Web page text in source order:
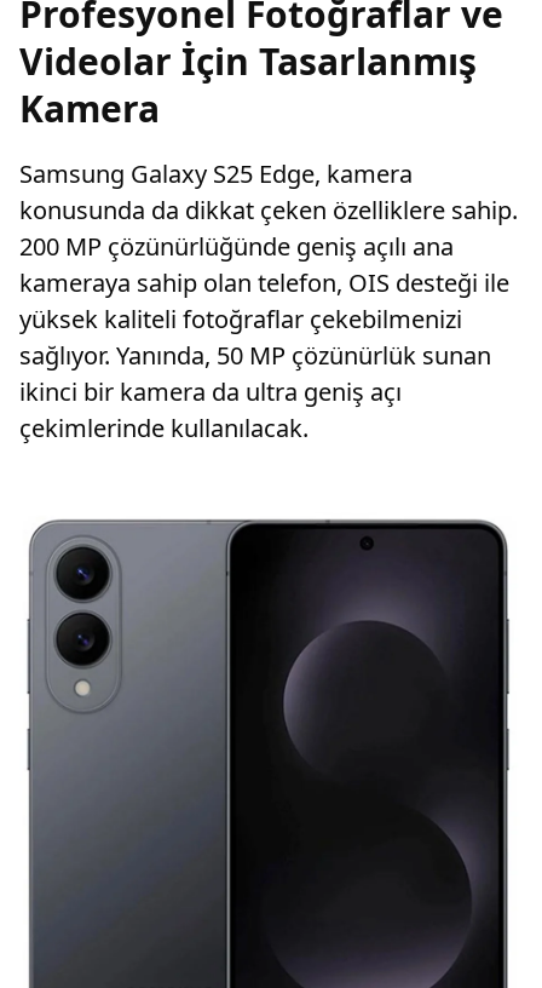
Profesyonel Fotoğraflar ve
Videolar İçin Tasarlanmış
Kamera
Samsung Galaxy S25 Edge, kamera
konusunda da dikkat çeken özelliklere sahip.
200 MP çözünürlüğünde geniş açılı ana
kameraya sahip olan telefon, OIS desteği ile
yüksek kaliteli fotoğraflar çekebilmenizi
sağlıyor. Yanında, 50 MP çözünürlük sunan
ikinci bir kamera da ultra geniş açı
çekimlerinde kullanılacak.